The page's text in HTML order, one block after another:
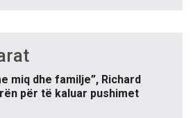
miq dhe familje”, Richard
për të kaluar pushimet